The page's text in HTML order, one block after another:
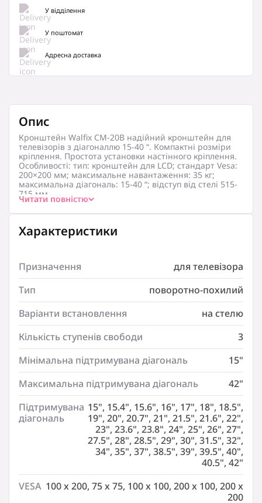
У відділення
У поштомат
Адресна доставка
Опис
Кронштейн Walfix CM-20B надійний кронштейн для
телевізорів з діагоналлю 15-40 “. Компактні розміри
кріплення. Простота установки настінного кріплення.
Особливості: тип: кронштейн для LCD; стандарт Vesa:
200×200 мм; максимальне навантаження: 35 кг;
максимальна діагональ: 15-40 “; відступ від стелі 515-
715 мм.
: для телевізора
Варіанти встановлення
: на стелю
Кількість ступенів свободи
: 3
Мінімальна підтримувана діагональ
: 15″
Максимальна підтримувана діагональ
: 42″
Підтримувана діагональ
: 15″
Підтримувана діагональ
Читати повністю
Характеристики
Призначення
для телевізора
Тип
поворотно-похилий
Варіанти встановлення
на стелю
Кількість ступенів свободи
3
Мінімальна підтримувана діагональ
15"
Максимальна підтримувана діагональ
42"
Підтримувана
діагональ
15", 15.4", 15.6", 16", 17", 18", 18.5",
19", 20", 20.7", 21", 21.5", 21.6", 22",
23", 23.6", 23.8", 24", 25", 26", 27",
27.5", 28", 28.5", 29", 30", 31.5", 32",
34", 35", 37", 38.5", 39", 39.5", 40",
40.5", 42"
VESA 100 x 200, 75 x 75, 100 x 100, 200 x 100, 200 x
200